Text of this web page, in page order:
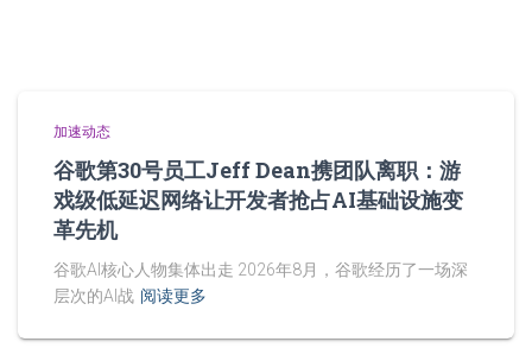
加速动态
谷歌第30号员工Jeff Dean携团队离职：游
戏级低延迟网络让开发者抢占AI基础设施变
革先机
谷歌AI核心人物集体出走 2026年8月，谷歌经历了一场深
层次的AI战 阅读更多